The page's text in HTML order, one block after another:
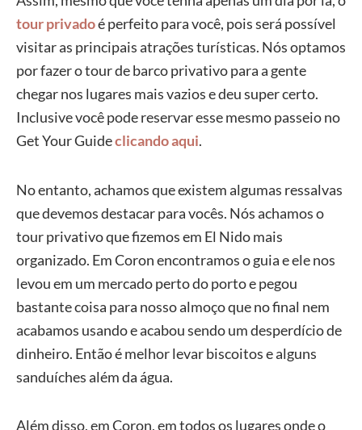
tour privadoé perfeito para você, pois será possível
visitar as principais atrações turísticas. Nós optamos
por fazer o tour de barco privativo para a gente
chegar nos lugares mais vazios e deu super certo.
Inclusive você pode reservar esse mesmo passeio no
Get Your Guideclicando aqui.
No entanto, achamos que existem algumas ressalvas
que devemos destacar para vocês. Nós achamos o
tour privativo que fizemos em El Nido mais
organizado. Em Coron encontramos o guia e ele nos
levou em um mercado perto do porto e pegou
bastante coisa para nosso almoço que no final nem
acabamos usando e acabou sendo um desperdício de
dinheiro. Então é melhor levar biscoitos e alguns
sanduíches além da água.
Além disso, em Coron, em todos os lugares onde o